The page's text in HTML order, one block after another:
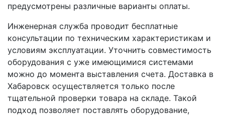
предусмотрены различные варианты оплаты.
Инженерная служба проводит бесплатные
консультации по техническим характеристикам и
условиям эксплуатации. Уточнить совместимость
оборудования с уже имеющимися системами
можно до момента выставления счета. Доставка в
Хабаровск осуществляется только после
тщательной проверки товара на складе. Такой
подход позволяет поставлять оборудование,